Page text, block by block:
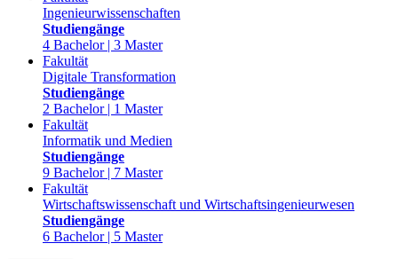
Ingenieurwissenschaften
Studiengänge
4 Bachelor | 3 Master
Fakultät
Digitale Transformation
Studiengänge
2 Bachelor | 1 Master
Fakultät
Informatik und Medien
Studiengänge
9 Bachelor | 7 Master
Fakultät
Wirtschaftswissenschaft und Wirtschaftsingenieurwesen
Studiengänge
6 Bachelor | 5 Master